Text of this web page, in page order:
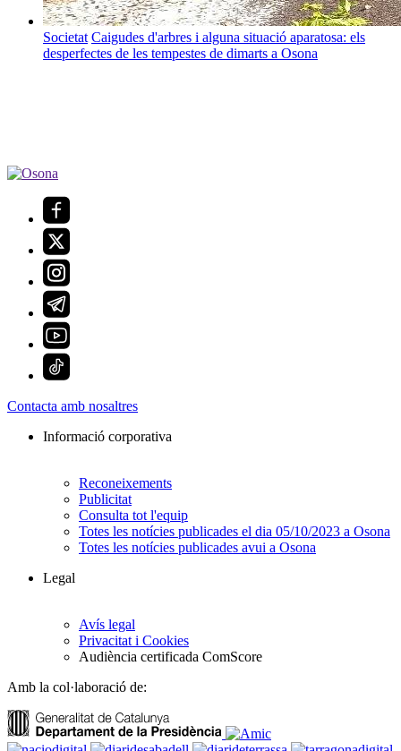
Societat Caigudes d'arbres i alguna situació aparatosa: els
desperfectes de les tempestes de dimarts a Osona
Contacta amb nosaltres
Informació corporativa
Reconeixements
Publicitat
Consulta tot l'equip
Totes les notícies publicades el dia 05/10/2023 a Osona
Totes les notícies publicades avui a Osona
Legal
Avís legal
Privacitat i Cookies
Audiència certificada ComScore
Amb la col·laboració de: